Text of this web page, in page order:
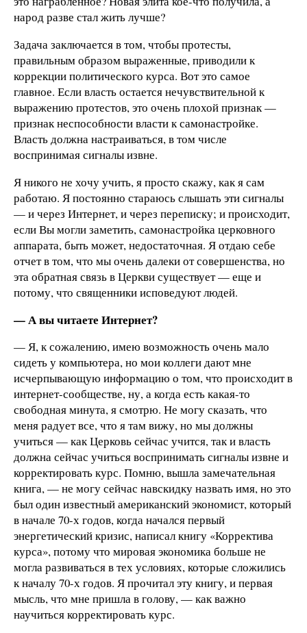
народ разве стал жить лучше?
Задача заключается в том, чтобы протесты,
правильным образом выраженные, приводили к
коррекции политического курса. Вот это самое
главное. Если власть остается нечувствительной к
выражению протестов, это очень плохой признак —
признак неспособности власти к самонастройке.
Власть должна настраиваться, в том числе
воспринимая сигналы извне.
Я никого не хочу учить, я просто скажу, как я сам
работаю. Я постоянно стараюсь слышать эти сигналы
— и через Интернет, и через переписку; и происходит,
если Вы могли заметить, самонастройка церковного
аппарата, быть может, недостаточная. Я отдаю себе
отчет в том, что мы очень далеки от совершенства, но
эта обратная связь в Церкви существует — еще и
потому, что священники исповедуют людей.
— А вы читаете Интернет?
— Я, к сожалению, имею возможность очень мало
сидеть у компьютера, но мои коллеги дают мне
исчерпывающую информацию о том, что происходит в
интернет-сообществе, ну, а когда есть какая-то
свободная минута, я смотрю. Не могу сказать, что
меня радует все, что я там вижу, но мы должны
учиться — как Церковь сейчас учится, так и власть
должна сейчас учиться воспринимать сигналы извне и
корректировать курс. Помню, вышла замечательная
книга, — не могу сейчас навскидку назвать имя, но это
был один известный американский экономист, который
в начале 70-х годов, когда начался первый
энергетический кризис, написал книгу «Корректива
курса», потому что мировая экономика больше не
могла развиваться в тех условиях, которые сложились
к началу 70-х годов. Я прочитал эту книгу, и первая
мысль, что мне пришла в голову, — как важно
научиться корректировать курс.